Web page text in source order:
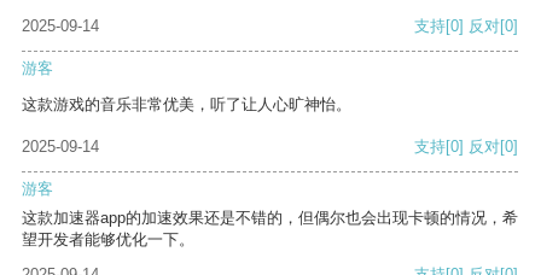
2025-09-14 支持[0] 反对[0]
游客
这款游戏的音乐非常优美，听了让人心旷神怡。
2025-09-14 支持[0] 反对[0]
游客
这款加速器app的加速效果还是不错的，但偶尔也会出现卡顿的情况，希
望开发者能够优化一下。